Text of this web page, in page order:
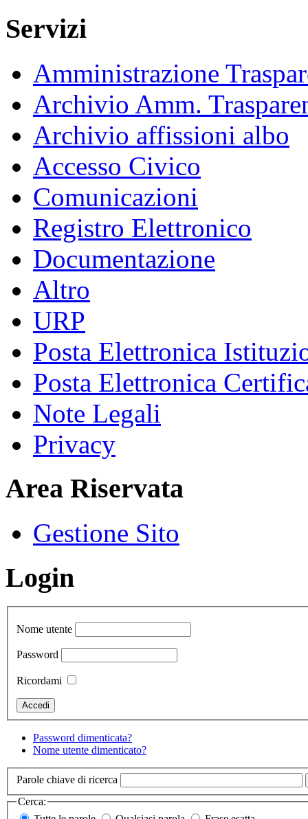
Servizi
Amministrazione
Archivio Amm.
Archivio affissioni albo
Accesso Civico
Comunicazioni
Registro Elettronico
Documentazione
Altro
URP
Posta Elettronica
Posta Elettronica
Note Legali
Privacy
Area Riservata
Gestione Sito
Login
Nome utente
Password
Ricordami
Password dimenticata?
Nome utente dimenticato?
Parole chiave di ricerca
Cerca: